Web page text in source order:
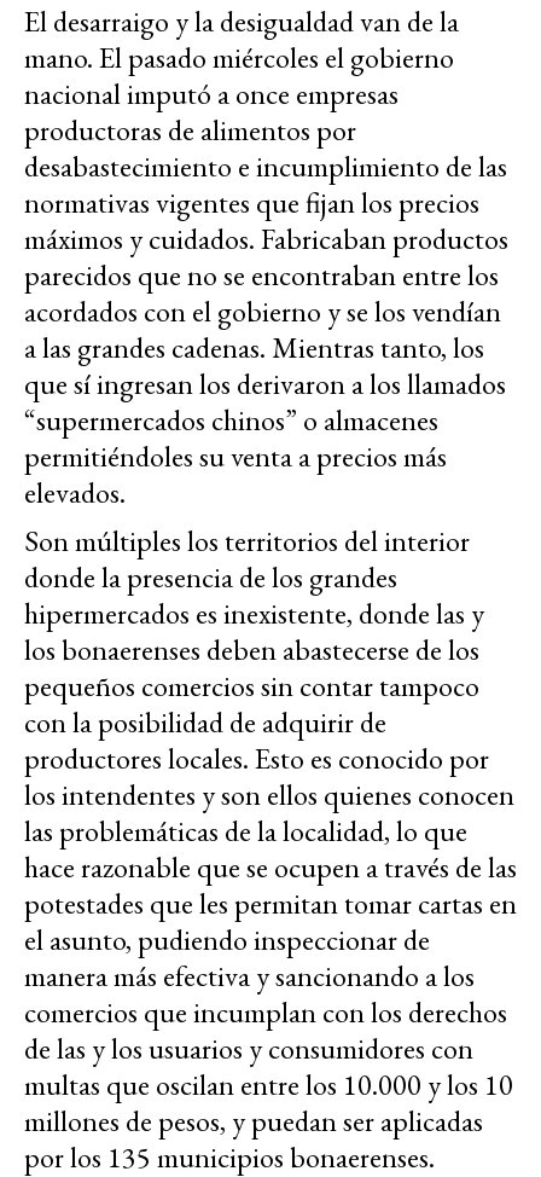
El desarraigo y la desigualdad van de la
mano. El pasado miércoles el gobierno
nacional imputó a once empresas
productoras de alimentos por
desabastecimiento e incumplimiento de las
normativas vigentes que fijan los precios
máximos y cuidados. Fabricaban productos
parecidos que no se encontraban entre los
acordados con el gobierno y se los vendían
a las grandes cadenas. Mientras tanto, los
que sí ingresan los derivaron a los llamados
“supermercados chinos” o almacenes
permitiéndoles su venta a precios más
elevados.
Son múltiples los territorios del interior
donde la presencia de los grandes
hipermercados es inexistente, donde las y
los bonaerenses deben abastecerse de los
pequeños comercios sin contar tampoco
con la posibilidad de adquirir de
productores locales. Esto es conocido por
los intendentes y son ellos quienes conocen
las problemáticas de la localidad, lo que
hace razonable que se ocupen a través de las
potestades que les permitan tomar cartas en
el asunto, pudiendo inspeccionar de
manera más efectiva y sancionando a los
comercios que incumplan con los derechos
de las y los usuarios y consumidores con
multas que oscilan entre los 10.000 y los 10
millones de pesos, y puedan ser aplicadas
por los 135 municipios bonaerenses.